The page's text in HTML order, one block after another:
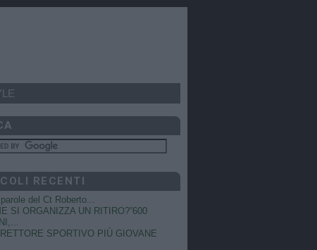
RECENTI
del Ct Roberto...
SI ORGANIZZA UN RITIRO?”600
SPORTIVO PIÙ GIOVANE